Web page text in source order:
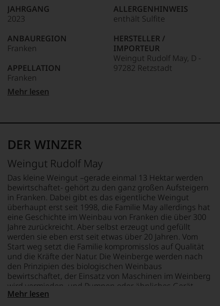
Unter 85 Punkte:
kaum
ein
Das
dokumentieren
auch
und
gerade
mit
Medaillen
Weinjournalisten
Fachpublikationen
unseren
Aussendungen
oder
in
unserem
Webshop,
um
zu
unterstreichen,
auf
welch
hohem
Niveau
JAHRGANG
2023
ANBAUREGION
Franken
APPELLATION
Franken
QUALITÄTSSTUFE
REBSORTEN
HÄNDLER
DE-ÖKO-006
BIO KENNZEICHNUNG
PRODUKT
DE-ÖKO-006
TRINKTEMPERATUR
10 °C
ALKOHOLGEHALT
12,5 % Vol.
RESTSÜSSE
ALLERGENHINWEIS
enthält Sulfite
HERSTELLER /
IMPORTEUR
Weingut Rudolf May, D -
97282 Retzstadt
0,75 L
Ø NÄHRWERTE PRO 100G
BRENNWERT
0 kJ / 0 kcal
FETT
0 g
davon gesättigte
Fettsäuren: 0 g
KOHLENHYDRATE
0 g
davon Zucker: 0 g
EIWEISS
0 g
Mehr lesen
DER WINZER
Weingut Rudolf May
Das kleine Weingut –gerade einmal 13 Hektar werden
bewirtschaftet- gehört zu den ganz großen Aufsteigern
in Franken. Dabei gibt es das eigentliche Weingut
überhaupt erst seit 1998, die Familie May allerdings hat
eine Geschichte im Weinbau von Franken die über 300
Jahre zurückreicht. Aber selbst erzeugt und gefüllt
werden sie eben erst seit etwas über 20 Jahren. Vom
Start weg setzt die Familie kompromisslos auf Qualität
und die Kräfte der Natur. Die Weinberge werden nach
den Prinzipien des biologischen Weinbaus
bewirtschaftet, der Einsatz von Maschinen im Weinberg
wird vermieden, und Pumpen oder ähnliches Gerät
sucht man im Keller vergebens, Most und Wein werden
Mehr lesen